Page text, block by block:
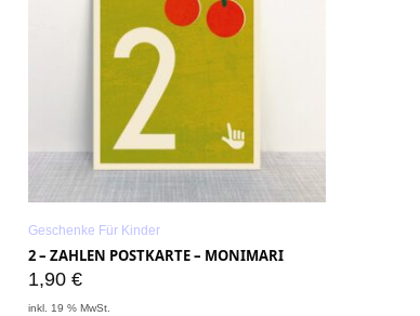
Geschenke Für Kinder
2 – ZAHLEN POSTKARTE – MONIMARI
1,90 €
inkl. 19 % MwSt.